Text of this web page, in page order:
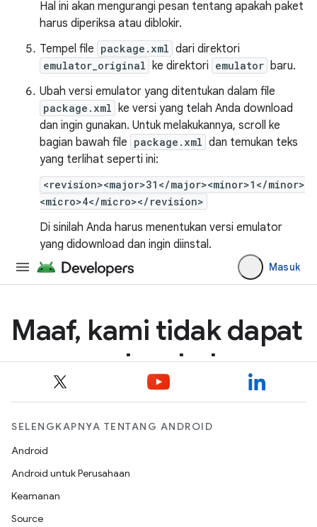
Hal ini akan mengurangi pesan tentang apakah paket
harus diperiksa atau diblokir.
Tempel file package.xml dari direktori
emulator_original ke direktori emulator baru.
Ubah versi emulator yang ditentukan dalam file
package.xml
ke versi yang telah Anda download
dan ingin gunakan. Untuk melakukannya, scroll ke
bagian bawah file package.xml dan temukan teks
yang terlihat seperti ini:
<revision><major>31</major><minor>1</minor>
<micro>4</micro></revision>
Di sinilah Anda harus menentukan versi emulator
yang didownload dan ingin diinstal.
SELENGKAPNYA TENTANG ANDROID
Android
Android untuk Perusahaan
Keamanan
Source